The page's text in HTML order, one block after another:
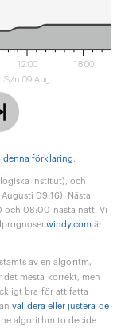
12:00
Søn 09 Aug
18:00
denna förklaring.
institut), och
09:16). Nästa
och 08:00 nästa natt. Vi
windy.com är
av en algoritm,
det mesta korrekt, men
bra för att fatta
validera eller justera de
algorithm to decide